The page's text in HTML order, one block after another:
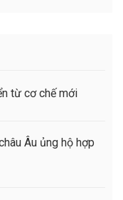
từ cơ chế mới
Âu ủng hộ hợp